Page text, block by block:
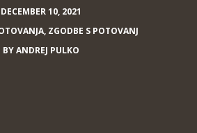
DECEMBER 10, 2021
, ZGODBE S POTOVANJ
BYANDREJ PULKO